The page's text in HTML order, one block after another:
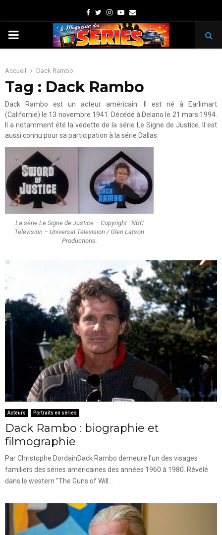
Facebook
TwitterInstagram
Youtube
Email
PRIMARY
Accueil Dack Rambo
Tag : Dack Rambo
Dack Rambo est un acteur américain. Il est né à Earlimart
(Californie) le 13 novembre 1941. Décédé à Delano le 21 mars 1994.
Il a notamment été la vedette de la série Le Signe de Justice. Il est
aussi connu pour sa participation à la série Dallas.
La série Le Signe de Justice – Copyright : NBC
Television – Universal Television / Glen Larson
Productions.
Acteurs Portraits en séries
Dack Rambo : biographie et
filmographie
Par Christophe DordainDack Rambo demeure l'un des visages
familiers des séries américaines des années 1960 à 1980. Révélé
dans le western "The Guns of Will...